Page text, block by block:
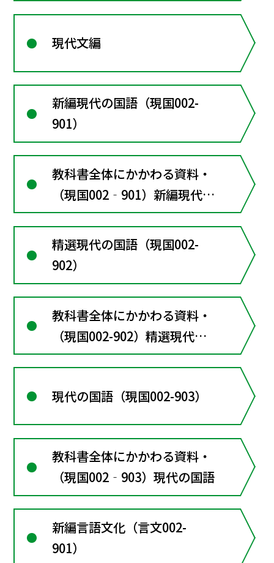
現代文編
新編現代の国語（現国002-
901）
教科書全体にかかわる資料・
（現国002‐901）新編現代の
国語
精選現代の国語（現国002-
902）
教科書全体にかかわる資料・
（現国002-902）精選現代の
国語
現代の国語（現国002-903）
教科書全体にかかわる資料・
（現国002‐903）現代の国語
新編言語文化（言文002-
901）